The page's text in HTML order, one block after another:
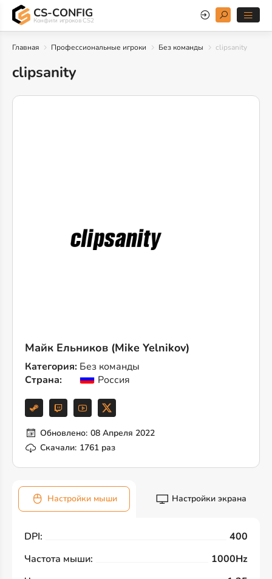
CS-CONFIG
Конфиги игроков CS2
Главная Профессиональные игроки Без команды clipsanity
clipsanity
Майк Ельников (Mike Yelnikov)
Категория: Без команды
Страна:
Россия
Обновлено: 08 Апреля 2022
Скачали: 1761 раз
Настройки мыши Настройки экрана
DPI:
400
Частота мыши:
1000Hz